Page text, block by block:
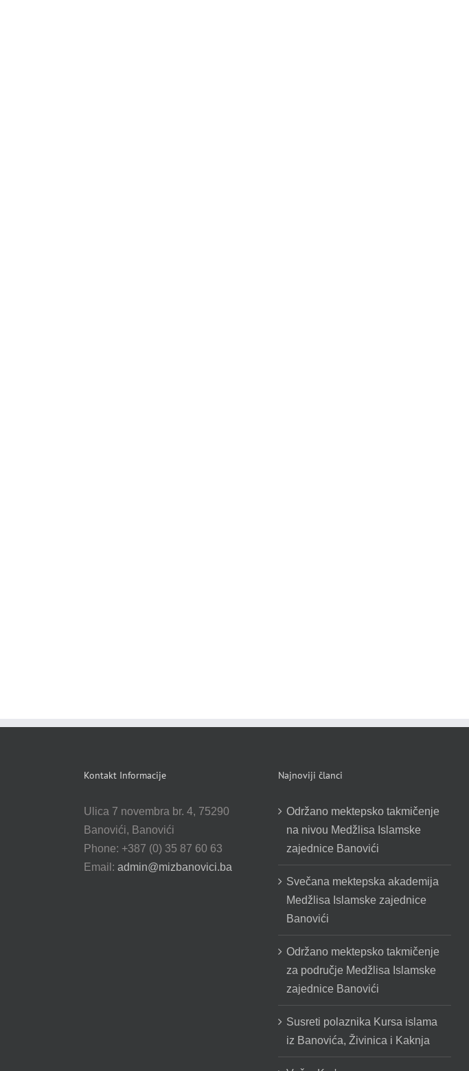
Kontakt Informacije
Ulica 7 novembra br. 4, 75290
Banovići, Banovići
Phone: +387 (0) 35 87 60 63
Email: admin@mizbanovici.ba
Najnoviji članci
Održano mektepsko takmičenje
na nivou Medžlisa Islamske
zajednice Banovići
Svečana mektepska akademija
Medžlisa Islamske zajednice
Banovići
Održano mektepsko takmičenje
za područje Medžlisa Islamske
zajednice Banovići
Susreti polaznika Kursa islama
iz Banovića, Živinica i Kaknja